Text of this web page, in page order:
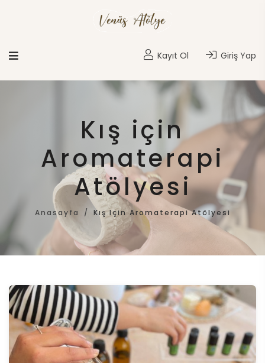
Kayıt Ol Giriş Yap
Kış için
Aromaterapi
Atölyesi
Anasayfa Kış Için Aromaterapi Atölyesi